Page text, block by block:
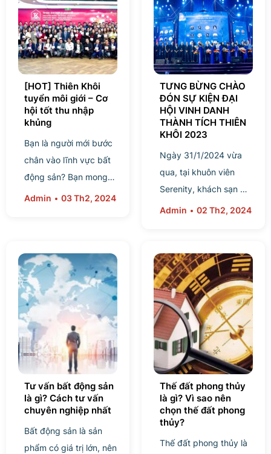
[HOT] Thiên Khôi
tuyển môi giới – Cơ
hội tốt thu nhập
khủng
Bạn là người mới bước
chân vào lĩnh vực bất
động sản? Bạn mong
muốn trở thành nhà môi
Admin 03 Th2, 2024
TƯNG BỪNG CHÀO
ĐÓN SỰ KIỆN ĐẠI
HỘI VINH DANH
THÀNH TÍCH THIÊN
KHÔI 2023
Ngày 31/1/2024 vừa
qua, tại khuôn viên
Serenity, khách sạn Hà
Nội Daewoo, 360 Kim
sự kiện đại hội vinh...
Admin 02 Th2, 2024
Tư vấn bất động sản
là gì? Cách tư vấn
chuyên nghiệp nhất
Bất động sản là sản
phẩm có giá trị lớn, nên
Thế đất phong thủy
là gì? Vì sao nên
chọn thế đất phong
thủy?
Thế đất phong thủy là